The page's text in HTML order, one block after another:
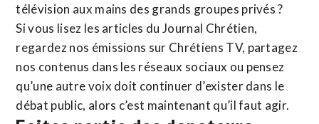
télévision aux mains des grands groupes privés ?
Si vous lisez les articles du Journal Chrétien,
regardez nos émissions sur Chrétiens TV, partagez
nos contenus dans les réseaux sociaux ou pensez
qu’une autre voix doit continuer d’exister dans le
débat public, alors c’est maintenant qu’il faut agir.